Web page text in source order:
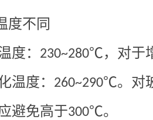
度不同
度： 230~280℃，对于
温度： 260~290℃。对
避免高于300℃。